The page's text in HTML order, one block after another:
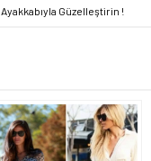
Güzelleştirin !